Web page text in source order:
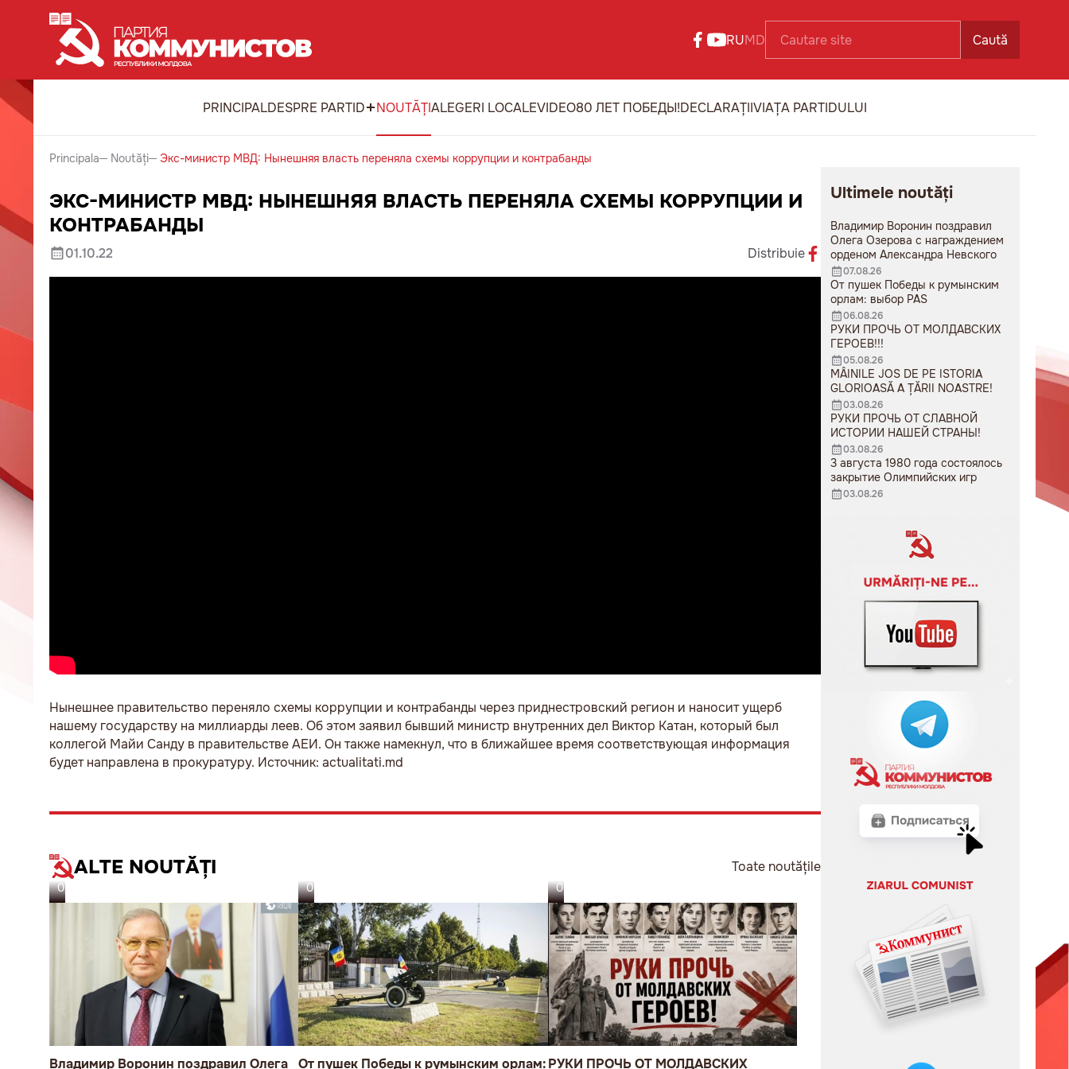
RUMD Caută
PRINCIPALDESPRE PARTID NOUTĂȚIALEGERI LOCALEVIDEO80 ЛЕТ ПОБЕДЫ!DECLARAȚIIVIAȚA PARTIDULUI
Principala Noutăți Экс-министр МВД: Нынешняя власть переняла схемы коррупции и контрабанды
ЭКС-МИНИСТР МВД: НЫНЕШНЯЯ ВЛАСТЬ ПЕРЕНЯЛА СХЕМЫ КОРРУПЦИИ И
КОНТРАБАНДЫ
01.10.22 Distribuie
Нынешнее правительство переняло схемы коррупции и контрабанды через приднестровский регион и наносит ущерб
нашему государству на миллиарды леев. Об этом заявил бывший министр внутренних дел Виктор Катан, который был
коллегой Майи Санду в правительстве АЕИ. Он также намекнул, что в ближайшее время соответствующая информация
будет направлена в прокуратуру. Источник: actualitati.md
ALTE NOUTĂȚI Toate noutățile
07.08.26
Владимир Воронин поздравил Олега
06.08.26
От пушек Победы к румынским орлам:
05.08.26
РУКИ ПРОЧЬ ОТ МОЛДАВСКИХ
Ultimele noutăți
Владимир Воронин поздравил
Олега Озерова с награждением
орденом Александра Невского
07.08.26
От пушек Победы к румынским
орлам: выбор PAS
06.08.26
РУКИ ПРОЧЬ ОТ МОЛДАВСКИХ
ГЕРОЕВ!!!
05.08.26
MÂINILE JOS DE PE ISTORIA
GLORIOASĂ A ȚĂRII NOASTRE!
03.08.26
РУКИ ПРОЧЬ ОТ СЛАВНОЙ
ИСТОРИИ НАШЕЙ СТРАНЫ!
03.08.26
3 августа 1980 года состоялось
закрытие Олимпийских игр
03.08.26